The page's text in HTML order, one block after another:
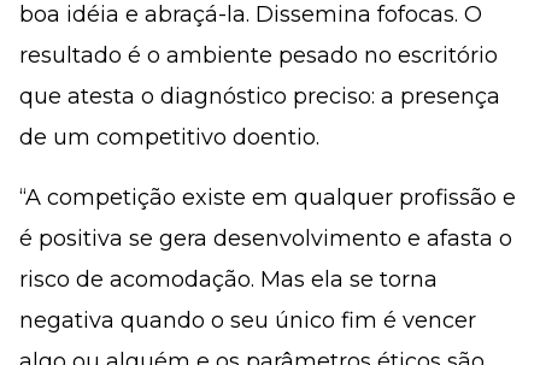
boa idéia e abraçá-la. Dissemina fofocas. O
resultado é o ambiente pesado no escritório
que atesta o diagnóstico preciso: a presença
de um competitivo doentio.
“A competição existe em qualquer profissão e
é positiva se gera desenvolvimento e afasta o
risco de acomodação. Mas ela se torna
negativa quando o seu único fim é vencer